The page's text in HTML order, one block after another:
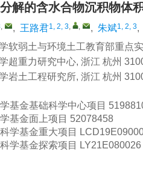
解的含水合物沉积物体
, , 王路君1, 2, 3, , , 朱斌1, 2, 3,
软弱土与环境土工教育部重点
超重力研究中心, 浙江 杭州
岩土工程研究所, 浙江 杭州
基金基础科学中心项目
基金面上项目 52078458
学基金重大项目
学基金探索项目
LY21E080026